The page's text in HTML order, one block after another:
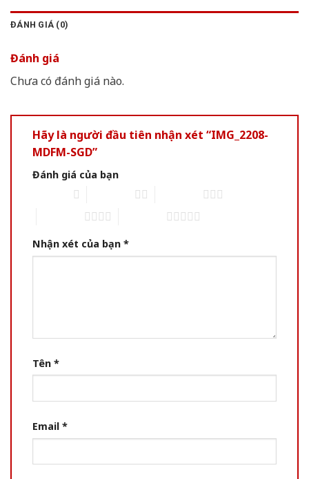
ĐÁNH GIÁ (0)
Đánh giá
Chưa có đánh giá nào.
Hãy là người đầu tiên nhận xét “IMG_2208-
MDFM-SGD”
Đánh giá của bạn
Nhận xét của bạn *
Tên *
Email *